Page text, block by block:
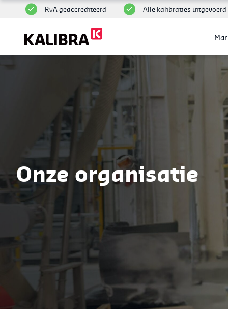
RvA geaccrediteerd Alle kalibraties
Onze organisatie